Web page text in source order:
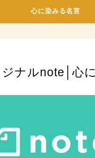
心に染みる名言
ナルnote│心